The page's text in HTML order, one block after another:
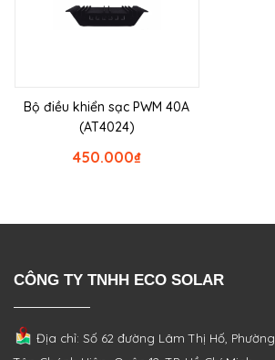
Bộ điều khiển sạc PWM 40A
(AT4024)
₫
450.000
CÔNG TY TNHH ECO SOLAR
Địa chỉ: Số 62 đường Lâm Thị Hố, Phường